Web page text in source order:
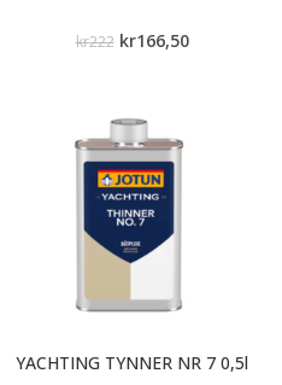
kr222 kr166,50
YACHTING TYNNER NR 7 0,5l